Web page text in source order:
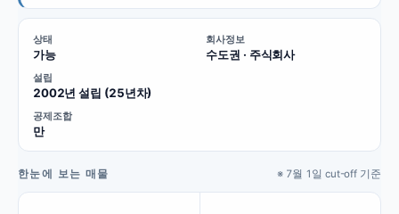
상태
가능
회사정보
수도권 · 주식회사
설립
2002년 설립 (25년차)
공제조합
만
한눈에 보는 매물 ※ 7월 1일 cut-off 기준